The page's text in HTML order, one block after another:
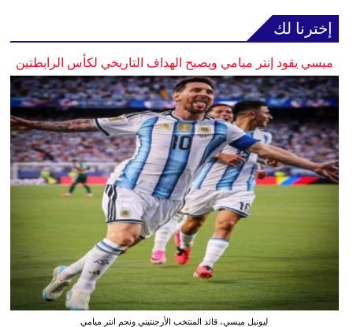
إخترنا لك
ميسي يقود إنتر ميامي ويصبح الهداف التاريخي لكأس الرابطتين
ليونيل ميسي، قائد المنتخب الأرجنتيني ونجم انتر ميامي